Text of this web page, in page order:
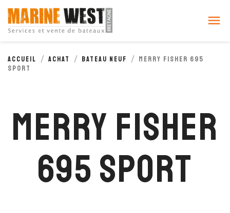

Accueil Achat Bateau neuf
MERRY FISHER 695
SPORT
MERRY FISHER
695 SPORT